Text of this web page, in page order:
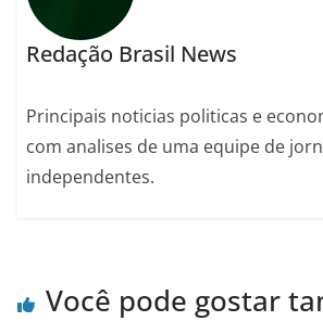
Redação Brasil News
Principais noticias politicas e
com analises de uma equipe de
independentes.
Você pode gostar